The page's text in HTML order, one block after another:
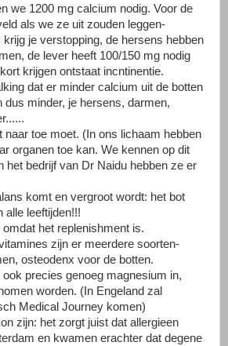
we 1200 mg calcium nodig. Voor de
als we ze uit zouden leggen-
je verstopping, de hersens hebben
de lever heeft 100/150 mg nodig
krijgen ontstaat incntinentie.
dat er minder calcium uit de botten
minder, je hersens, darmen,
toe moet. (In ons lichaam hebben
organen toe kan. We kennen op dit
bedrijf van Dr Naidu hebben ze er
komt en vergroot wordt: het bot
alle leeftijden!!!
het replenishment is.
zijn er meerdere soorten-
osteodenx voor de botten.
precies genoeg magnesium in,
worden. (In Engeland zal
Medical Journey komen)
zijn: het zorgt juist dat allergieen
en kwamen erachter dat degene